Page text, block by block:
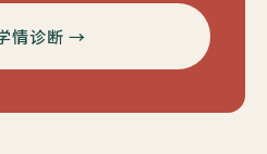
情诊断 →